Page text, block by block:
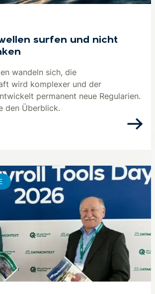
surfen und nicht
wandeln sich, die
wird komplexer und der
permanent neue Regularien.
den Überblick.